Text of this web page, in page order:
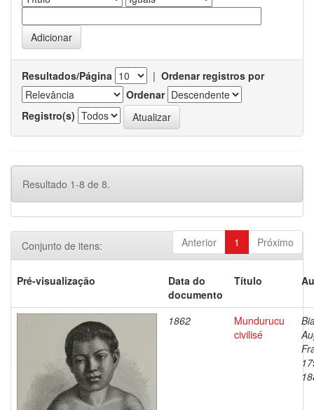
Resultados/Página | Ordenar registros por
Ordenar
Registro(s)
Resultado 1-8 de 8.
Anterior 1 Próximo
Conjunto de itens:
Pré-visualização
Data do
documento
Título
1862
Mundurucu
civilisé